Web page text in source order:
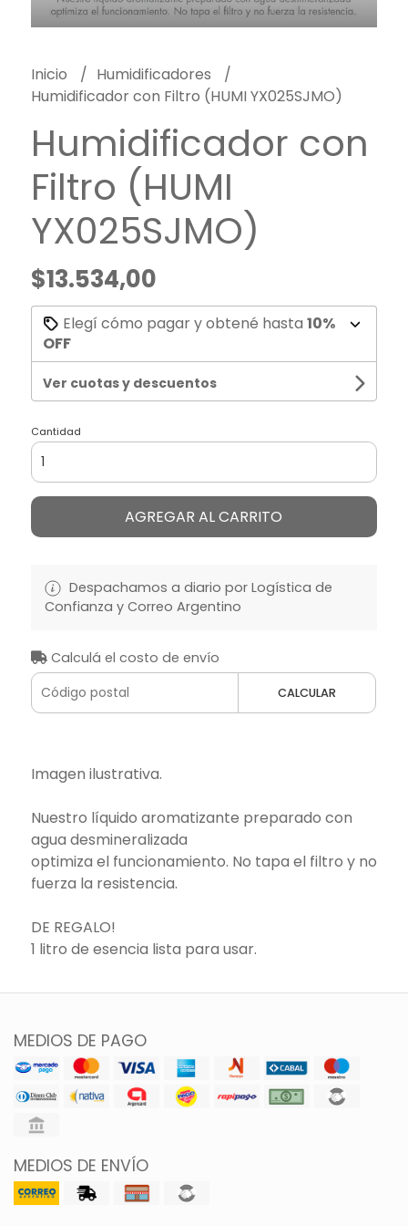
Inicio
Humidificadores
Humidificador con Filtro (HUMI YX025SJMO)
Humidificador con
Filtro (HUMI
YX025SJMO)
$13.534,00
Elegí cómo pagar y obtené hasta 10%
OFF
Ver cuotas y descuentos
Cantidad
AGREGAR AL CARRITO
Despachamos a diario por Logística de
Confianza y Correo Argentino
Calculá el costo de envío
CALCULAR
Imagen ilustrativa.
Nuestro líquido aromatizante preparado con
agua desmineralizada
optimiza el funcionamiento. No tapa el filtro y no
fuerza la resistencia.
DE REGALO!
1 litro de esencia lista para usar.
MEDIOS DE PAGO
MEDIOS DE ENVÍO